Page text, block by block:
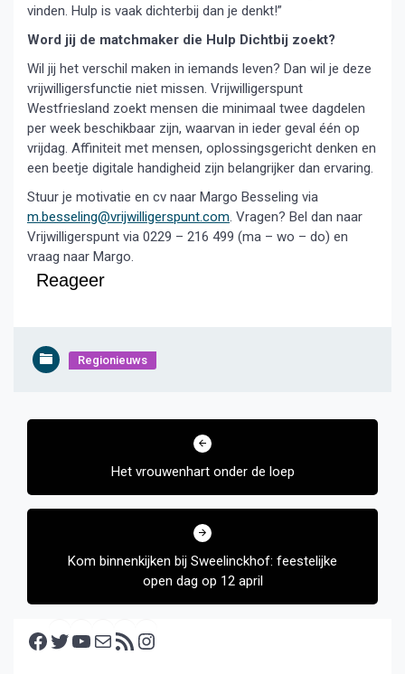
vinden. Hulp is vaak dichterbij dan je denkt!”
Word jij de matchmaker die Hulp Dichtbij zoekt?
Wil jij het verschil maken in iemands leven? Dan wil je deze
vrijwilligersfunctie niet missen. Vrijwilligerspunt
Westfriesland zoekt mensen die minimaal twee dagdelen
per week beschikbaar zijn, waarvan in ieder geval één op
vrijdag. Affiniteit met mensen, oplossingsgericht denken en
een beetje digitale handigheid zijn belangrijker dan ervaring.
Stuur je motivatie en cv naar Margo Besseling via
m.besseling@vrijwilligerspunt.com. Vragen? Bel dan naar
Vrijwilligerspunt via 0229 – 216 499 (ma – wo – do) en
vraag naar Margo.
Reageer
Regionieuws
Bericht
Het vrouwenhart onder de loep
Kom binnenkijken bij Sweelinckhof: feestelijke
open dag op 12 april
Facebook Twitter YouTube E-mail RSS feed